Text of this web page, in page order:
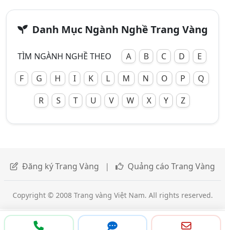
Danh Mục Ngành Nghề Trang Vàng
TÌM NGÀNH NGHỀ THEO A B C D
E
F
G H I K L M N O P
Q
R
S T U V W X Y Z
Đăng ký Trang Vàng | Quảng cáo Trang Vàng
Copyright © 2008 Trang vàng Việt Nam. All rights reserved.